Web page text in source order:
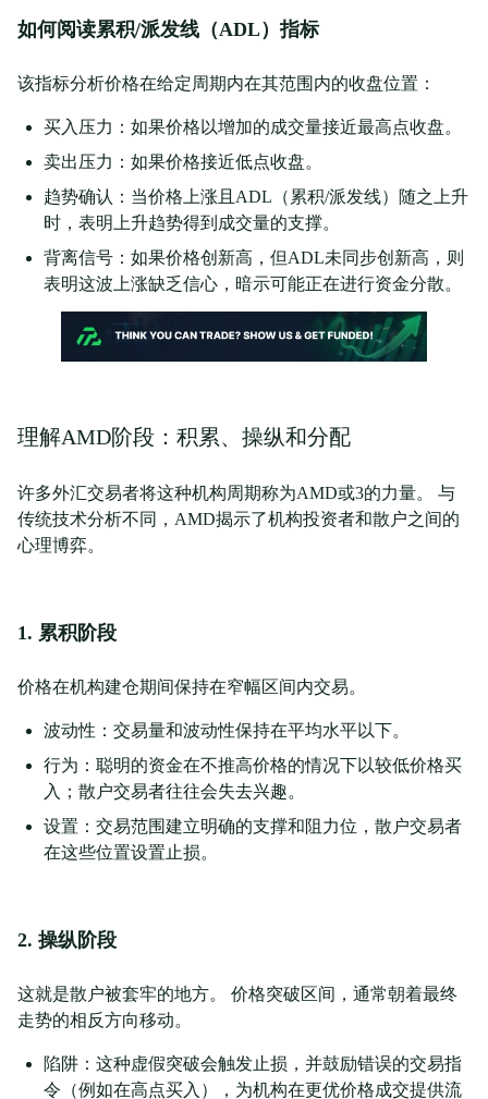
如何阅读累积/派发线（ADL）指标
该指标分析价格在给定周期内在其范围内的收盘位置：
买入压力：如果价格以增加的成交量接近最高点收盘。
卖出压力：如果价格接近低点收盘。
趋势确认：当价格上涨且ADL（累积/派发线）随之上升
时，表明上升趋势得到成交量的支撑。
背离信号：如果价格创新高，但ADL未同步创新高，则
表明这波上涨缺乏信心，暗示可能正在进行资金分散。
理解AMD阶段：积累、操纵和分配
许多外汇交易者将这种机构周期称为AMD或3的力量。 与
传统技术分析不同，AMD揭示了机构投资者和散户之间的
心理博弈。
1. 累积阶段
价格在机构建仓期间保持在窄幅区间内交易。
波动性：交易量和波动性保持在平均水平以下。
行为：聪明的资金在不推高价格的情况下以较低价格买
入；散户交易者往往会失去兴趣。
设置：交易范围建立明确的支撑和阻力位，散户交易者
在这些位置设置止损。
2. 操纵阶段
这就是散户被套牢的地方。 价格突破区间，通常朝着最终
走势的相反方向移动。
陷阱：这种虚假突破会触发止损，并鼓励错误的交易指
令（例如在高点买入），为机构在更优价格成交提供流